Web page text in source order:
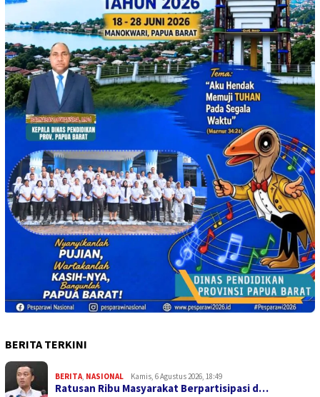
BERITA TERKINI
BERITA, NASIONAL Kamis, 6 Agustus 2026, 18:49
Ratusan Ribu Masyarakat Berpartisipasi d…